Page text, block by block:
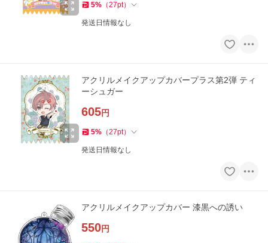
5% （27pt）
発送日情報なし
アクリルメイクアップカバープラス第2弾 ティ
ーシュガー
605円
5% （27pt）
発送日情報なし
アクリルメイクアップカバー 漆黒への誘い
550円